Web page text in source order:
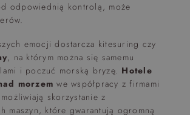
odpowiednią kontrolą, może
emocji dostarcza kitesuring czy
, na którym można się samemu
i poczuć morską bryzę. Hotele
morzem we współpracy z firmami
skorzystanie z
maszyn, które gwarantują ogromną